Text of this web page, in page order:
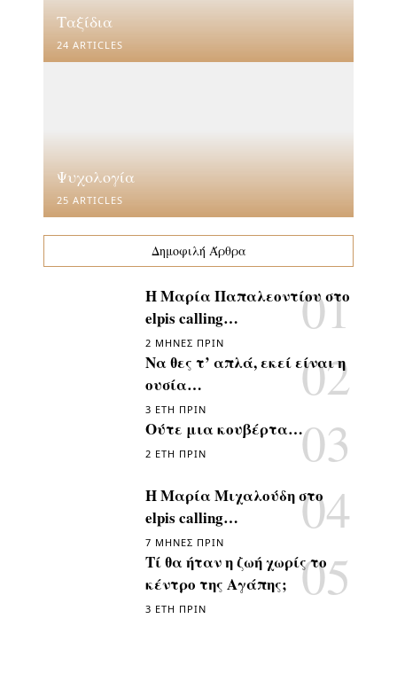
Ταξίδια
24 ARTICLES
Ψυχολογία
25 ARTICLES
Δημοφιλή Άρθρα
Η Μαρία Παπαλεοντίου στο
elpis calling…
2 ΜΉΝΕΣ ΠΡΙΝ
Να θες τ’ απλά, εκεί είναι η
ουσία…
3 ΈΤΗ ΠΡΙΝ
Ούτε μια κουβέρτα…
2 ΈΤΗ ΠΡΙΝ
Η Μαρία Μιχαλούδη στο
elpis calling…
7 ΜΉΝΕΣ ΠΡΙΝ
Τί θα ήταν η ζωή χωρίς το
κέντρο της Αγάπης;
3 ΈΤΗ ΠΡΙΝ